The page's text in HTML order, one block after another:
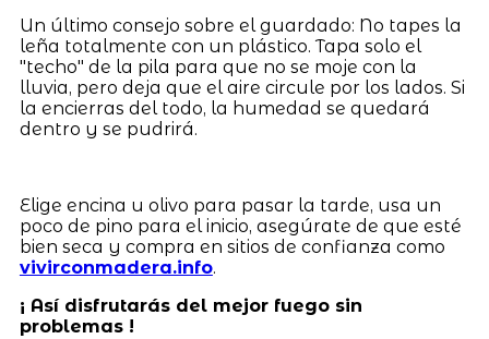
Un último consejo sobre el guardado: No tapes la
leña totalmente con un plástico. Tapa solo el
"techo" de la pila para que no se moje con la
lluvia, pero deja que el aire circule por los lados. Si
la encierras del todo, la humedad se quedará
dentro y se pudrirá.
Elige encina u olivo para pasar la tarde, usa un
poco de pino para el inicio, asegúrate de que esté
bien seca y compra en sitios de confianza como
vivirconmadera.info.
¡ Así disfrutarás del mejor fuego sin
problemas !